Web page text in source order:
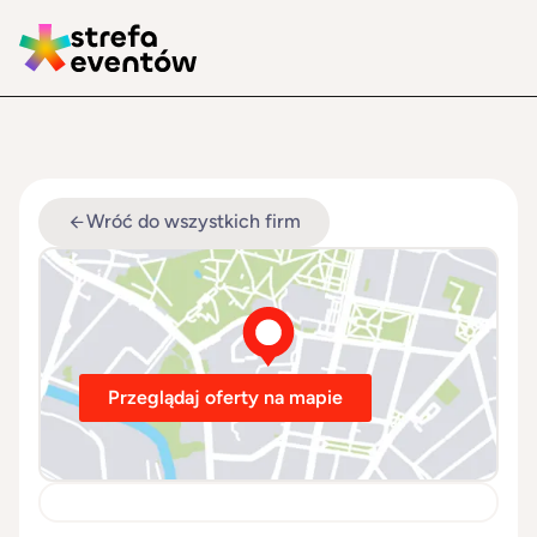
Wróć do wszystkich firm
Przeglądaj oferty na mapie